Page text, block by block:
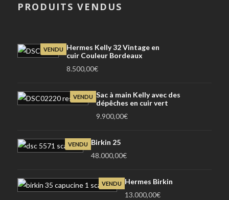
PRODUITS VENDUS
VENDU
Hermes Kelly 32 Vintage en
cuir Couleur Bordeaux
8.500,00€
VENDU Sac à main Kelly avec des
dépêches en cuir vert
9.900,00€
VENDU
Birkin 25
48.000,00€
VENDU
Hermes Birkin
13.000,00€